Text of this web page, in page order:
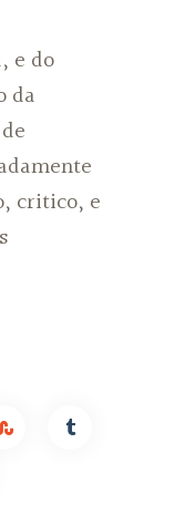
e do
da
critico, e